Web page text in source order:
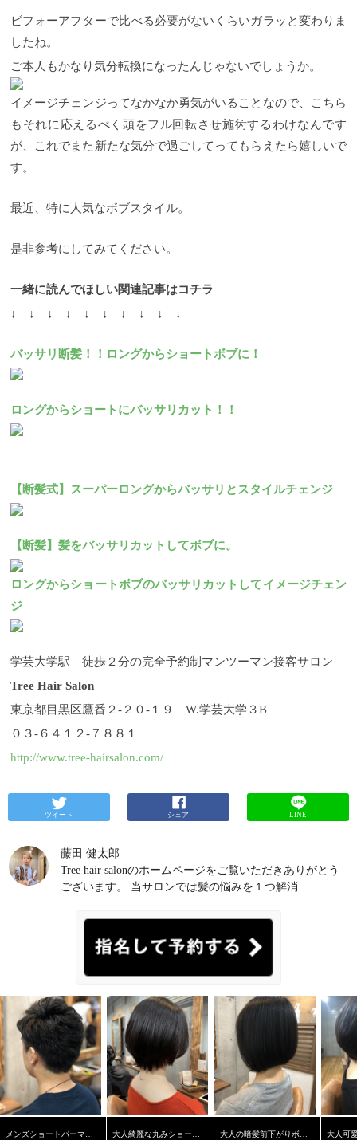
ビフォーアフターで比べる必要がないくらいガラッと変わりま
したね。
ご本人もかなり気分転換になったんじゃないでしょうか。
イメージチェンジってなかなか勇気がいることなので、こちら
もそれに応えるべく頭をフル回転させ施術するわけなんです
が、これでまた新たな気分で過ごしてってもらえたら嬉しいで
す。
最近、特に人気なボブスタイル。
是非参考にしてみてください。
一緒に読んでほしい関連記事はコチラ
↓ ↓ ↓ ↓ ↓ ↓ ↓ ↓ ↓ ↓
バッサリ断髪！！ロングからショートボブに！
ロングからショートにバッサリカット！！
【断髪式】スーパーロングからバッサリとスタイルチェンジ
【断髪】髪をバッサリカットしてボブに。
ロングからショートボブのバッサリカットしてイメージチェン
ジ
学芸大学駅 徒歩２分の完全予約制マンツーマン接客サロン
Tree Hair Salon
東京都目黒区鷹番２-２０-１９ W.学芸大学３B
０３-６４１２-７８８１
http://www.tree-hairsalon.com/
ツイート シェア LINE
藤田 健太郎
Tree hair salonのホームページをご覧いただきありがとう
ございます。 当サロンでは髪の悩みを１つ解消...
大人の暗髪前下がりボブ【学芸大学】【髪質改善】